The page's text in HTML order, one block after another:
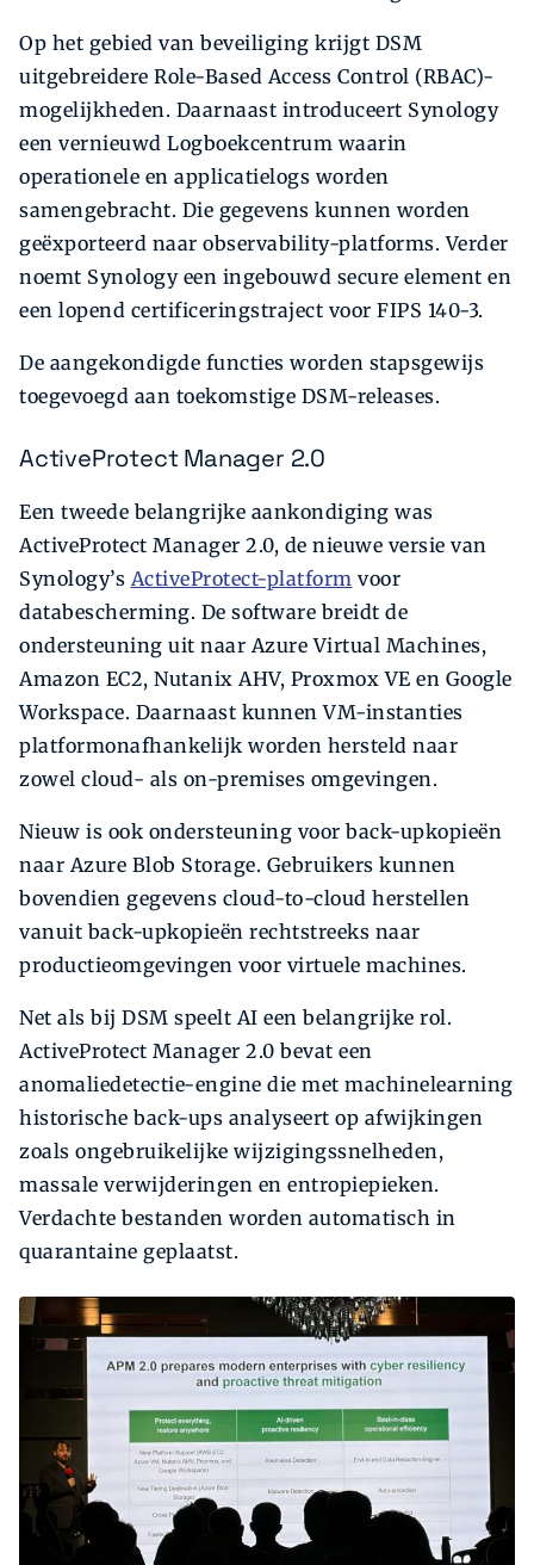
Op het gebied van beveiliging krijgt DSM
uitgebreidere Role-Based Access Control (RBAC)-
mogelijkheden. Daarnaast introduceert Synology
een vernieuwd Logboekcentrum waarin
operationele en applicatielogs worden
samengebracht. Die gegevens kunnen worden
geëxporteerd naar observability-platforms. Verder
noemt Synology een ingebouwd secure element en
een lopend certificeringstraject voor FIPS 140-3.
De aangekondigde functies worden stapsgewijs
toegevoegd aan toekomstige DSM-releases.
ActiveProtect Manager 2.0
Een tweede belangrijke aankondiging was
ActiveProtect Manager 2.0, de nieuwe versie van
Synology’s ActiveProtect-platform voor
databescherming. De software breidt de
ondersteuning uit naar Azure Virtual Machines,
Amazon EC2, Nutanix AHV, Proxmox VE en Google
Workspace. Daarnaast kunnen VM-instanties
platformonafhankelijk worden hersteld naar
zowel cloud- als on-premises omgevingen.
Nieuw is ook ondersteuning voor back-upkopieën
naar Azure Blob Storage. Gebruikers kunnen
bovendien gegevens cloud-to-cloud herstellen
vanuit back-upkopieën rechtstreeks naar
productieomgevingen voor virtuele machines.
Net als bij DSM speelt AI een belangrijke rol.
ActiveProtect Manager 2.0 bevat een
anomaliedetectie-engine die met machinelearning
historische back-ups analyseert op afwijkingen
zoals ongebruikelijke wijzigingssnelheden,
massale verwijderingen en entropiepieken.
Verdachte bestanden worden automatisch in
quarantaine geplaatst.